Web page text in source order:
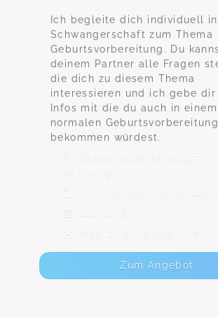
Ich begleite dich individuell
Schwangerschaft zum Thema
Geburtsvorbereitung. Du
deinem Partner alle Fragen
die dich zu diesem Thema
interessieren und ich gebe
Infos mit die du auch in
normalen
bekommen würdest.
Baakenallee 36, 20457
Hamburg
Termine nach
100,00 €
Max. 1 TeilnehmerInnen
Zum Angebot